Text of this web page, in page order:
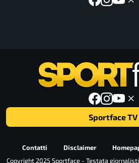
Sportface TV
Contatti Disclaimer
Copyright 2025 Sportface - Testata